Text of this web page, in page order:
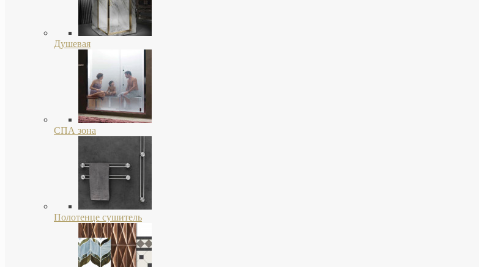
Душевая
СПА зона
Полотенце сушитель